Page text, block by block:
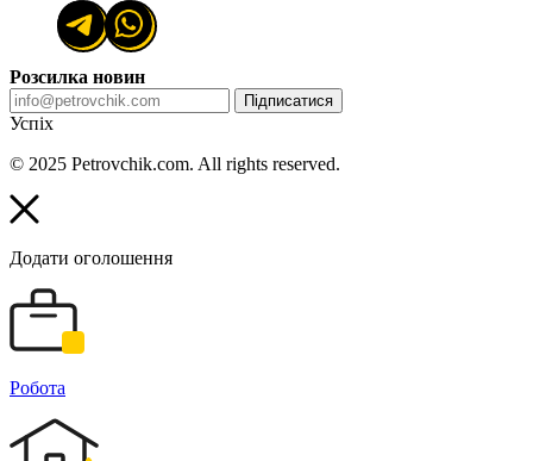
Розсилка новин
Підписатися
Успіх
© 2025 Petrovchik.com. All rights reserved.
Додати оголошення
Робота